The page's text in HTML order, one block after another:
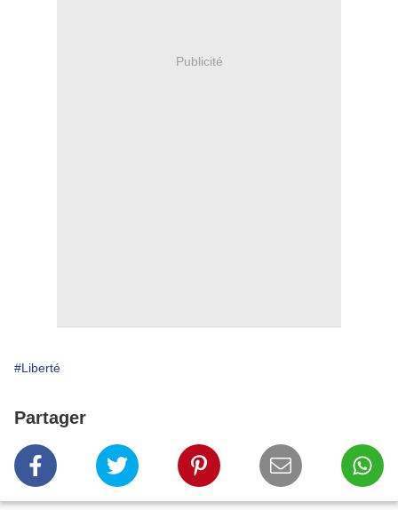
Publicité
#Liberté
Partager